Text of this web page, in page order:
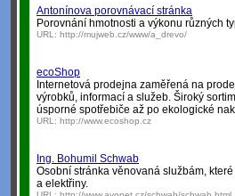
Antonínova porovnávací stránka
Porovnání hmotnosti a výkonu různých
URL: http://mujweb.cz/www/a_drevo/
ecoShop
Internetová prodejna zaměřená na
výrobků, informací a služeb. Široký
úsporné spotřebiče až po ekologické
URL: http://www.ecoshop.cz
Ing. Bohumil Schwab
Osobní stránka věnovaná službám,
a elektřiny.